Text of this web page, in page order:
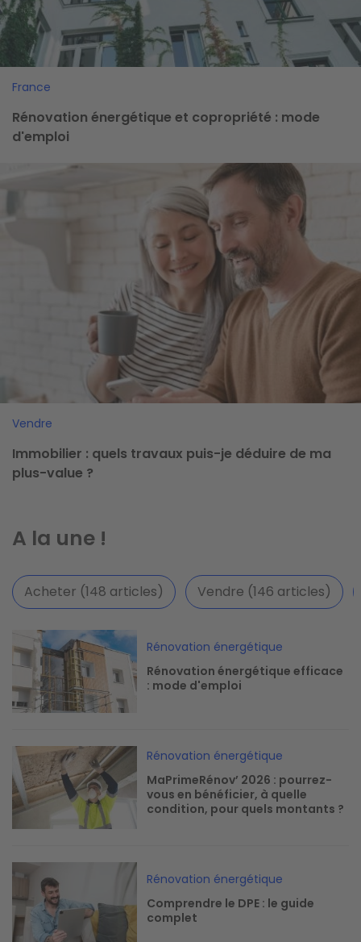
France
Rénovation énergétique et copropriété : mode
d'emploi
Vendre
Immobilier : quels travaux puis-je déduire de ma
plus-value ?
A la une !
Acheter (148 articles) Vendre (146 articles)
Image
Rénovation énergétique
Rénovation énergétique efficace
: mode d'emploi
Image
Rénovation énergétique
MaPrimeRénov’ 2026 : pourrez-
vous en bénéficier, à quelle
condition, pour quels montants ?
Rénovation énergétique
Comprendre le DPE : le guide
complet